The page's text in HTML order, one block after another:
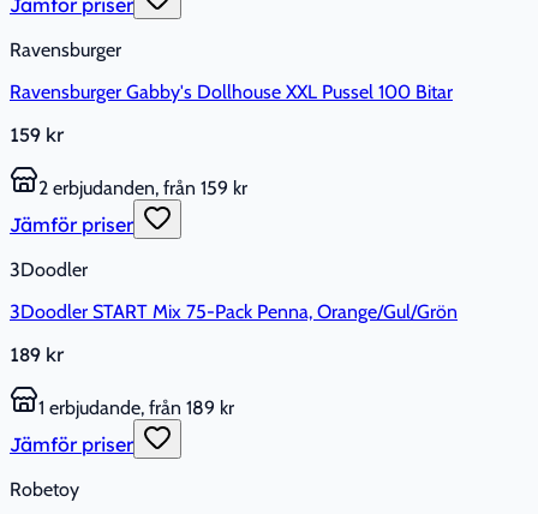
Jämför priser
Ravensburger
Ravensburger Gabby's Dollhouse XXL Pussel 100 Bitar
159 kr
2 erbjudanden, från 159 kr
Jämför priser
3Doodler
3Doodler START Mix 75-Pack Penna, Orange/Gul/Grön
189 kr
1 erbjudande, från 189 kr
Jämför priser
Robetoy